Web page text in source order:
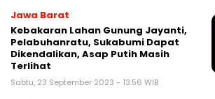
Jawa Barat
Kebakaran Lahan Gunung Jayanti,
Pelabuhanratu, Sukabumi Dapat
Dikendalikan, Asap Putih Masih
Terlihat
Sabtu, 23 September 2023 - 13:56 WIB